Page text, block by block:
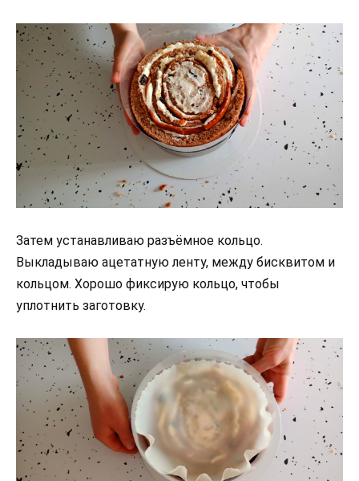
Затем устанавливаю разъёмное кольцо.
Выкладываю ацетатную ленту, между бисквитом и
кольцом. Хорошо фиксирую кольцо, чтобы
уплотнить заготовку.